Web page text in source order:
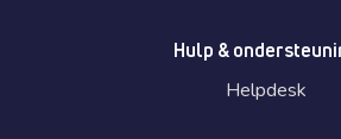
Hulp &
Helpdesk